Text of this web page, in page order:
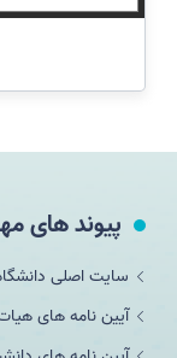
پیوند های
سایت اصلی
آیین نامه های